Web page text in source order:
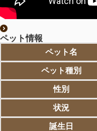
ペット情報
ペット名
ペット種別
性別
状況
誕生日